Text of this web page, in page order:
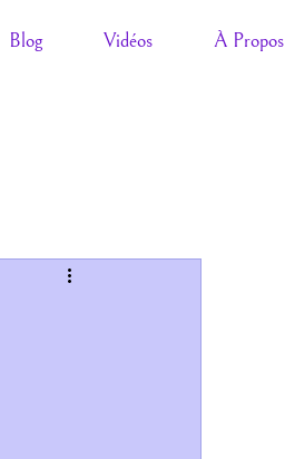
Blog Vidéos À Propos